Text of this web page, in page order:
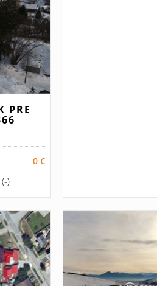
PRE
0 €
(-)